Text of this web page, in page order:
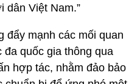
dân Việt Nam.”
đẩy mạnh các mối quan
quốc gia thông qua
hợp tác, nhằm đảo bảo